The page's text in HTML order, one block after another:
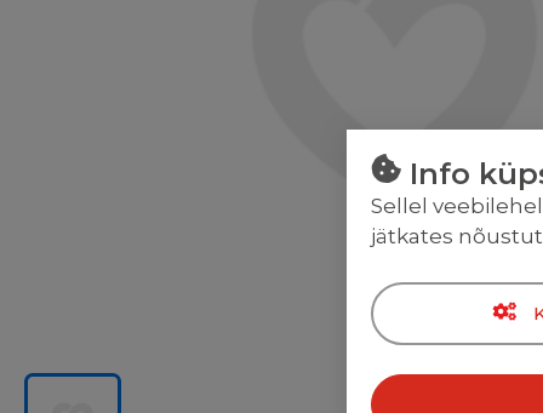
Info
Sellel
jätkates